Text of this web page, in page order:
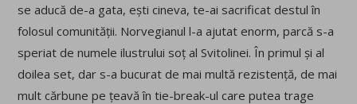
se aducă de-a gata, ești cineva, te-ai sacrificat destul în
folosul comunității. Norvegianul l-a ajutat enorm, parcă s-a
speriat de numele ilustrului soț al Svitolinei. În primul și al
doilea set, dar s-a bucurat de mai multă rezistență, de mai
mult cărbune pe țeavă în tie-break-ul care putea trage